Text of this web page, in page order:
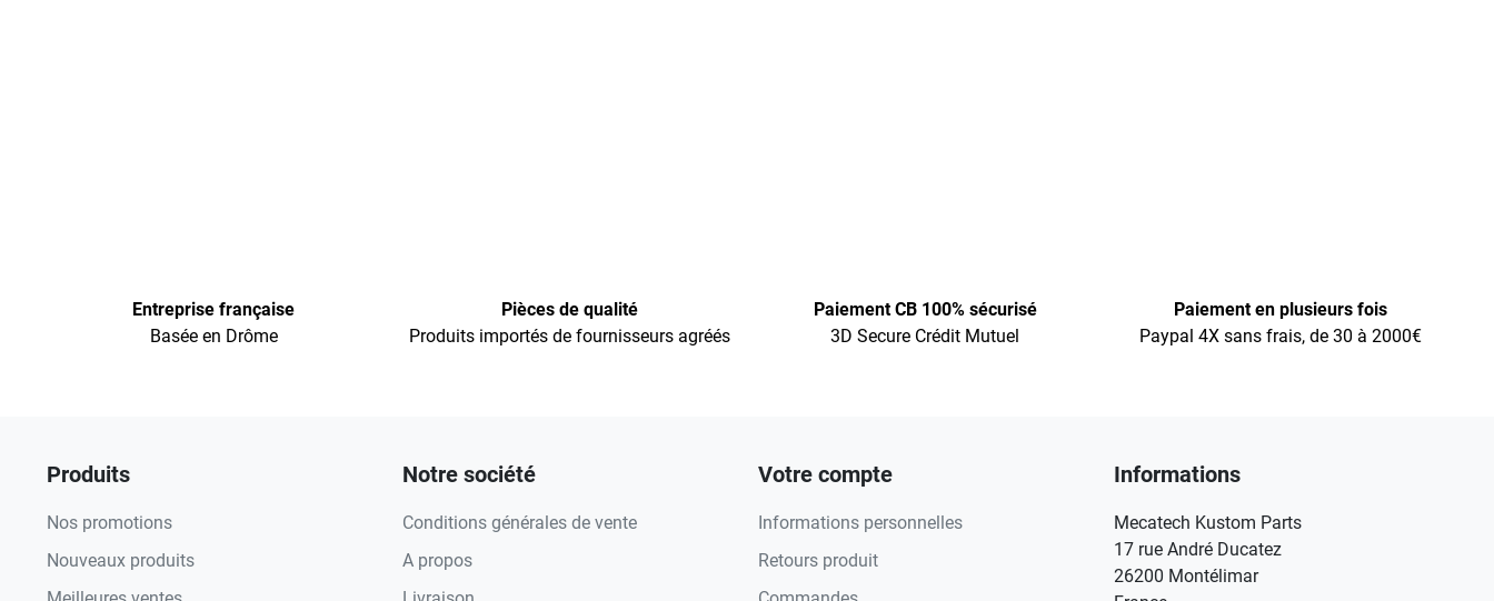
Entreprise française
Basée en Drôme
Pièces de qualité
Produits importés de fournisseurs agréés
Paiement CB 100% sécurisé
3D Secure Crédit Mutuel
Paiement en plusieurs fois
Paypal 4X sans frais, de 30 à 2000€
Produits
Nos promotions
Nouveaux produits
Notre société
Conditions générales de vente
A propos
Votre compte
Informations personnelles
Retours produit
Informations
Mecatech Kustom Parts
17 rue André Ducatez
26200 Montélimar